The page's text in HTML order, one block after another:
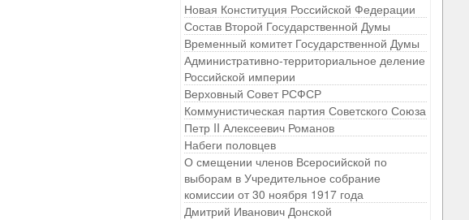
Новая Конституция Российской Федерации
Состав Второй Государственной Думы
Временный комитет Государственной Думы
Административно-территориальное деление
Российской империи
Верховный Совет РСФСР
Коммунистическая партия Советского Союза
Петр II Алексеевич Романов
Набеги половцев
О смещении членов Всеросийской по
выборам в Учредительное собрание
комиссии от 30 ноября 1917 года
Дмитрий Иванович Донской